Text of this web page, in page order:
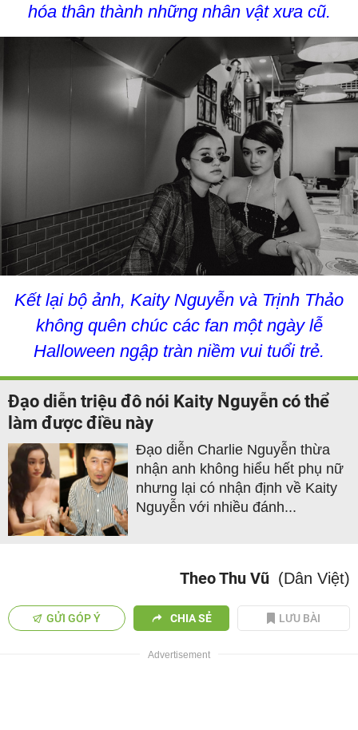
hóa thân thành những nhân vật xưa cũ.
Kết lại bộ ảnh, Kaity Nguyễn và Trịnh Thảo
không quên chúc các fan một ngày lễ
Halloween ngập tràn niềm vui tuổi trẻ.
Đạo diễn triệu đô nói Kaity Nguyễn có thể
làm được điều này
Đạo diễn Charlie Nguyễn thừa
nhận anh không hiểu hết phụ nữ
nhưng lại có nhận định về Kaity
Nguyễn với nhiều đánh...
Theo Thu Vũ (Dân Việt)
GỬI GÓP Ý CHIA SẺ LƯU BÀI